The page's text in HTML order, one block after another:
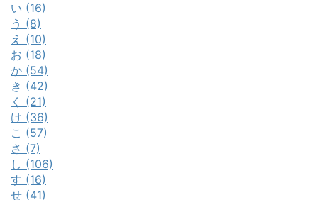
い (16)
う (8)
え (10)
お (18)
か (54)
き (42)
く (21)
け (36)
こ (57)
さ (7)
し (106)
す (16)
せ (41)